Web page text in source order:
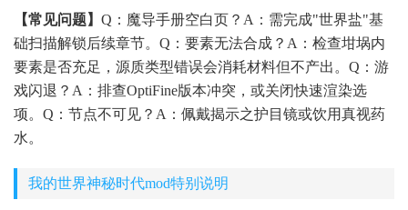
【常见问题】 Q：魔导手册空白页？A：需完成"世界盐"基
础扫描解锁后续章节。Q：要素无法合成？A：检查坩埚内
要素是否充足，源质类型错误会消耗材料但不产出。Q：游
戏闪退？A：排查OptiFine版本冲突，或关闭快速渲染选
项。Q：节点不可见？A：佩戴揭示之护目镜或饮用真视药
水。
我的世界神秘时代mod特别说明